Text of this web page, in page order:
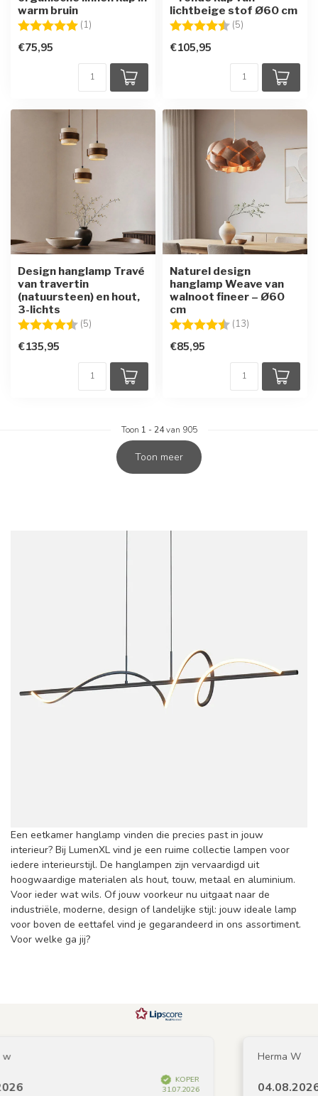
warm bruin
Beoordeling: (1)
€75,95
lichtbeige stof Ø60 cm
Beoordeling: (5)
€105,95
Design hanglamp Travé
van travertin
(natuursteen) en hout,
3-lichts
Beoordeling: (5)
€135,95
Naturel design
hanglamp Weave van
walnoot fineer – Ø60
cm
Beoordeling: (13)
€85,95
Toon 1 - 24van 905
Toon meer
Een eetkamer hanglamp vinden die precies past in jouw
interieur? Bij LumenXL vind je een ruime collectie lampen voor
iedere interieurstijl. De hanglampen zijn vervaardigd uit
hoogwaardige materialen als hout, touw, metaal en aluminium.
Voor ieder wat wils. Of jouw voorkeur nu uitgaat naar de
industriële, moderne, design of landelijke stijl: jouw ideale lamp
voor boven de eettafel vind je gegarandeerd in ons assortiment.
Voor welke ga jij?
KOPER
31.07.2026
Herma W
04.08.2026